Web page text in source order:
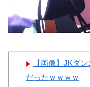
海外「日本よ、お前が
本の対応のスピードに世
【画像】顔100点、体
【画像】JKダ
だったｗｗｗｗ